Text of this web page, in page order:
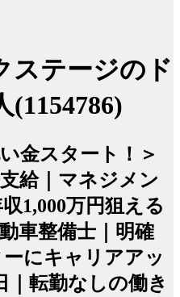
ステージのド
(1154786)
金スタート！＞
給｜マネジメン
1,000万円狙える
車整備士｜明確
にキャリアアッ
｜転勤なしの働き